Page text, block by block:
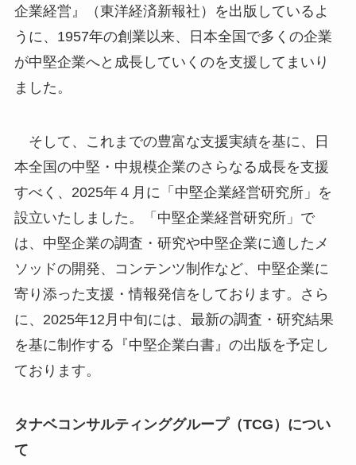
企業経営』（東洋経済新報社）を出版しているよ
うに、1957年の創業以来、日本全国で多くの企業
が中堅企業へと成長していくのを支援してまいり
ました。
そして、これまでの豊富な支援実績を基に、日
本全国の中堅・中規模企業のさらなる成長を支援
すべく、2025年４月に「中堅企業経営研究所」を
設立いたしました。「中堅企業経営研究所」で
は、中堅企業の調査・研究や中堅企業に適したメ
ソッドの開発、コンテンツ制作など、中堅企業に
寄り添った支援・情報発信をしております。さら
に、2025年12月中旬には、最新の調査・研究結果
を基に制作する『中堅企業白書』の出版を予定し
ております。
タナベコンサルティンググループ（TCG）につい
て